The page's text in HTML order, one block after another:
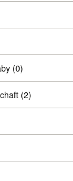
(0)
(2)